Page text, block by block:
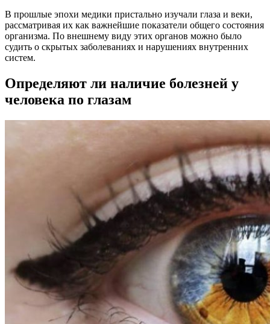
В прошлые эпохи медики пристально изучали глаза и веки,
рассматривая их как важнейшие показатели общего состояния
организма. По внешнему виду этих органов можно было
судить о скрытых заболеваниях и нарушениях внутренних
систем.
Определяют ли наличие болезней у
человека по глазам